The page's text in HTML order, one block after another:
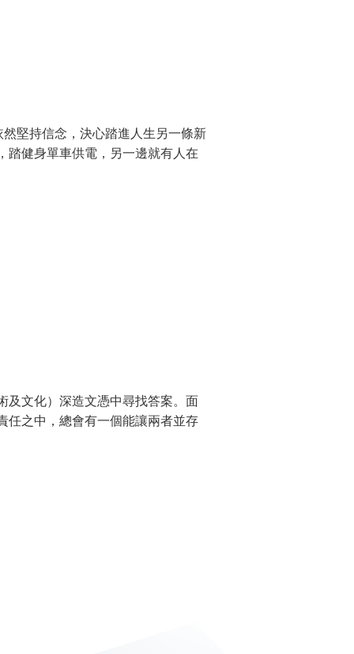
堅持信念，決心踏進人生另一條新
踏健身單車供電，另一邊就有人在
及文化）深造文憑中尋找答案。面
任之中，總會有一個能讓兩者並存